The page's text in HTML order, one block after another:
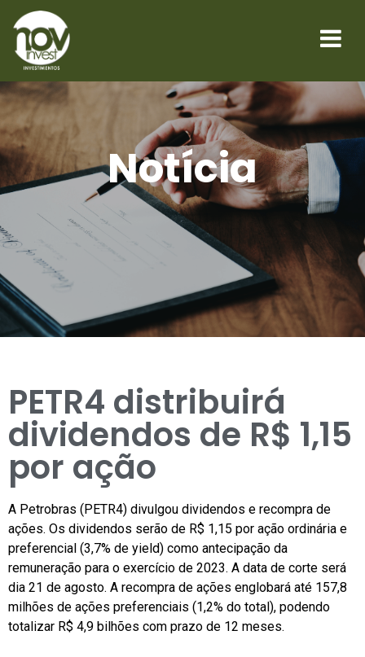
Notícia
PETR4 distribuirá
dividendos de R$ 1,15
por ação
A Petrobras (PETR4) divulgou dividendos e recompra de
ações. Os dividendos serão de R$ 1,15 por ação ordinária e
preferencial (3,7% de yield) como antecipação da
remuneração para o exercício de 2023. A data de corte será
dia 21 de agosto. A recompra de ações englobará até 157,8
milhões de ações preferenciais (1,2% do total), podendo
totalizar R$ 4,9 bilhões com prazo de 12 meses.